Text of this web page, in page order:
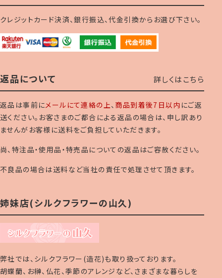
クレジットカード決済、銀行振込、代金引換からお選び下さい。
返品について 詳しくはこちら
返品は事前にメールにて連絡の上、 商品到着後7日以内 にご返
送ください。お客さまのご都合による返品の場合は、申し訳あり
ませんがお客様に送料をご負担していただきます。
尚、特注品・使用品・特売品についての返品はご容赦ください。
不良品の場合は送料など当社の責任で処理させて頂きます。
姉妹店(シルクフラワーの山久)
弊社では、シルクフラワー(造花)も取り扱っております。
胡蝶蘭、お榊、仏花、季節のアレンジなど、さまざまな暮らしを